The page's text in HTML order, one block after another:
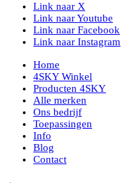
Link naar X
Link naar Youtube
Link naar Facebook
Link naar Instagram
Home
4SKY Winkel
Producten 4SKY
Alle merken
Ons bedrijf
Toepassingen
Info
Blog
Contact